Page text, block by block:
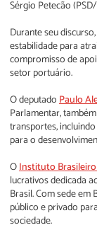
Sérgio Petecão
Durante seu
estabilidade para
compromisso de
setor portuário.
O deputadoPaulo
Parlamentar,
transportes,
para o
OInstituto
lucrativos dedicada
Brasil. Com sede
público e privado
sociedade.